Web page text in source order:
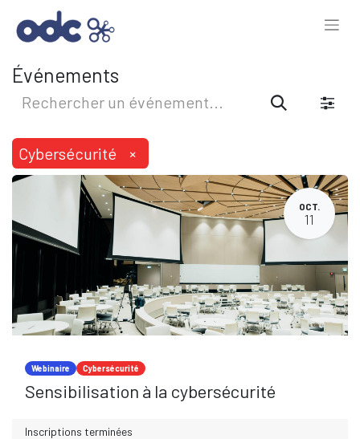
Événements
Cybersécurité ×
OCT.
11
Webinaire Cybersécurité
Sensibilisation à la cybersécurité
Inscriptions terminées